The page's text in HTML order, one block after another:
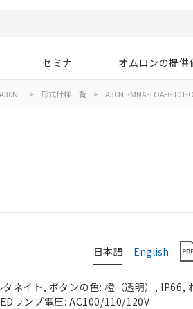
セミナ オムロンの提供
> 形式仕様一覧 > A30NL-MNA-TOA-G101-
日本語 English
ネイト, ボタンの色: 橙（透明）, IP66,
ランプ電圧: AC100/110/120V